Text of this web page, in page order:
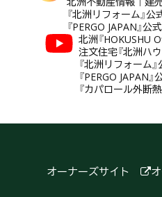
『北洲リフォーム』
『PERGO JAPAN』公
北洲『HOKUSHU
注文住宅『北洲ハ
『北洲リフォーム
『PERGO JAPAN
『カパロール外断
オーナーズサイト